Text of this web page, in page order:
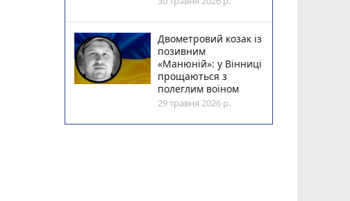
Двометровий козак із
позивним
«Манюній»: у Вінниці
прощаються з
полеглим воїном
29 травня 2026 р.